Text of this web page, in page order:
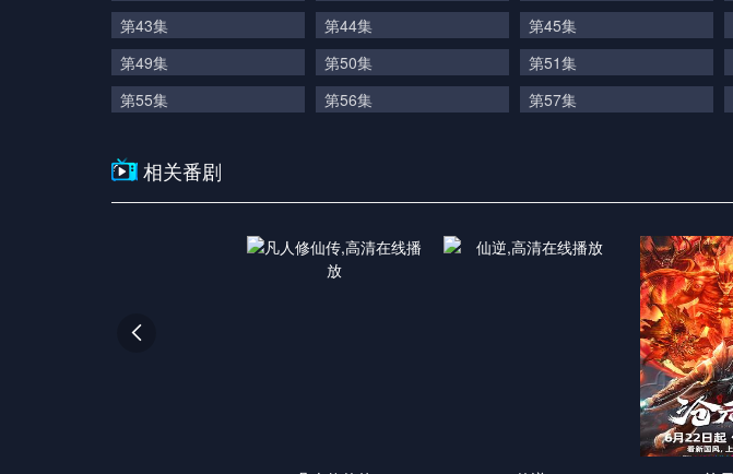
第43集
第44集 第45集
第49集
第50集 第51集
第55集
第56集 第57集
相关番剧
